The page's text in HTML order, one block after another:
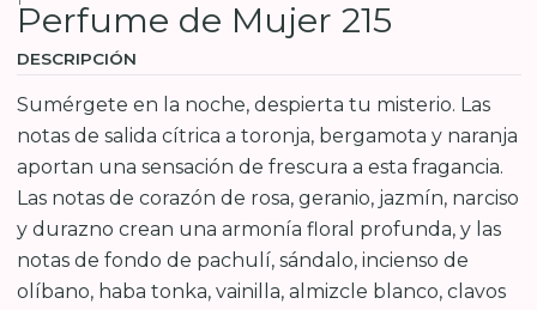
Perfume de Mujer 215
DESCRIPCIÓN
Sumérgete en la noche, despierta tu misterio. Las
notas de salida cítrica a toronja, bergamota y naranja
aportan una sensación de frescura a esta fragancia.
Las notas de corazón de rosa, geranio, jazmín, narciso
y durazno crean una armonía floral profunda, y las
notas de fondo de pachulí, sándalo, incienso de
olíbano, haba tonka, vainilla, almizcle blanco, clavos